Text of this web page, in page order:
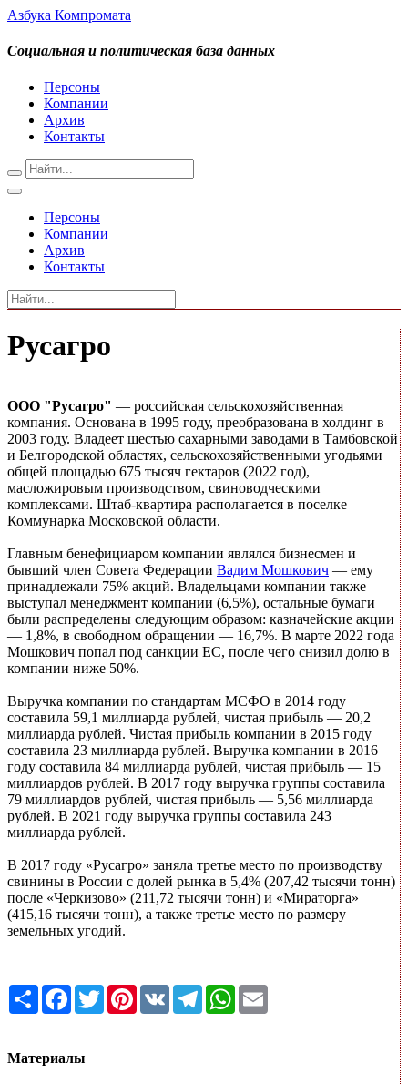
Азбука Компромата
Социальная и политическая база данных
Персоны
Компании
Архив
Контакты
Персоны
Компании
Архив
Контакты
Русагро
ООО "Русагро" — российская сельскохозяйственная
компания. Основана в 1995 году, преобразована в холдинг в
2003 году. Владеет шестью сахарными заводами в Тамбовской
и Белгородской областях, сельскохозяйственными угодьями
общей площадью 675 тысяч гектаров (2022 год),
масложировым производством, свиноводческими
комплексами. Штаб-квартира располагается в поселке
Коммунарка Московской области.
Главным бенефициаром компании являлся бизнесмен и
бывший член Совета Федерации Вадим Мошкович — ему
принадлежали 75% акций. Владельцами компании также
выступал менеджмент компании (6,5%), остальные бумаги
были распределены следующим образом: казначейские акции
— 1,8%, в свободном обращении — 16,7%. В марте 2022 года
Мошкович попал под санкции ЕС, после чего снизил долю в
компании ниже 50%.
Выручка компании по стандартам МСФО в 2014 году
составила 59,1 миллиарда рублей, чистая прибыль — 20,2
миллиарда рублей. Чистая прибыль компании в 2015 году
составила 23 миллиарда рублей. Выручка компании в 2016
году составила 84 миллиарда рублей, чистая прибыль — 15
миллиардов рублей. В 2017 году выручка группы составила
79 миллиардов рублей, чистая прибыль — 5,56 миллиарда
рублей. В 2021 году выручка группы составила 243
миллиарда рублей.
В 2017 году «Русагро» заняла третье место по производству
свинины в России с долей рынка в 5,4% (207,42 тысячи тонн)
после «Черкизово» (211,72 тысячи тонн) и «Мираторга»
(415,16 тысячи тонн), а также третье место по размеру
земельных угодий.
Share Facebook
TwitterPinterest
VK TelegramWhatsApp
Материалы